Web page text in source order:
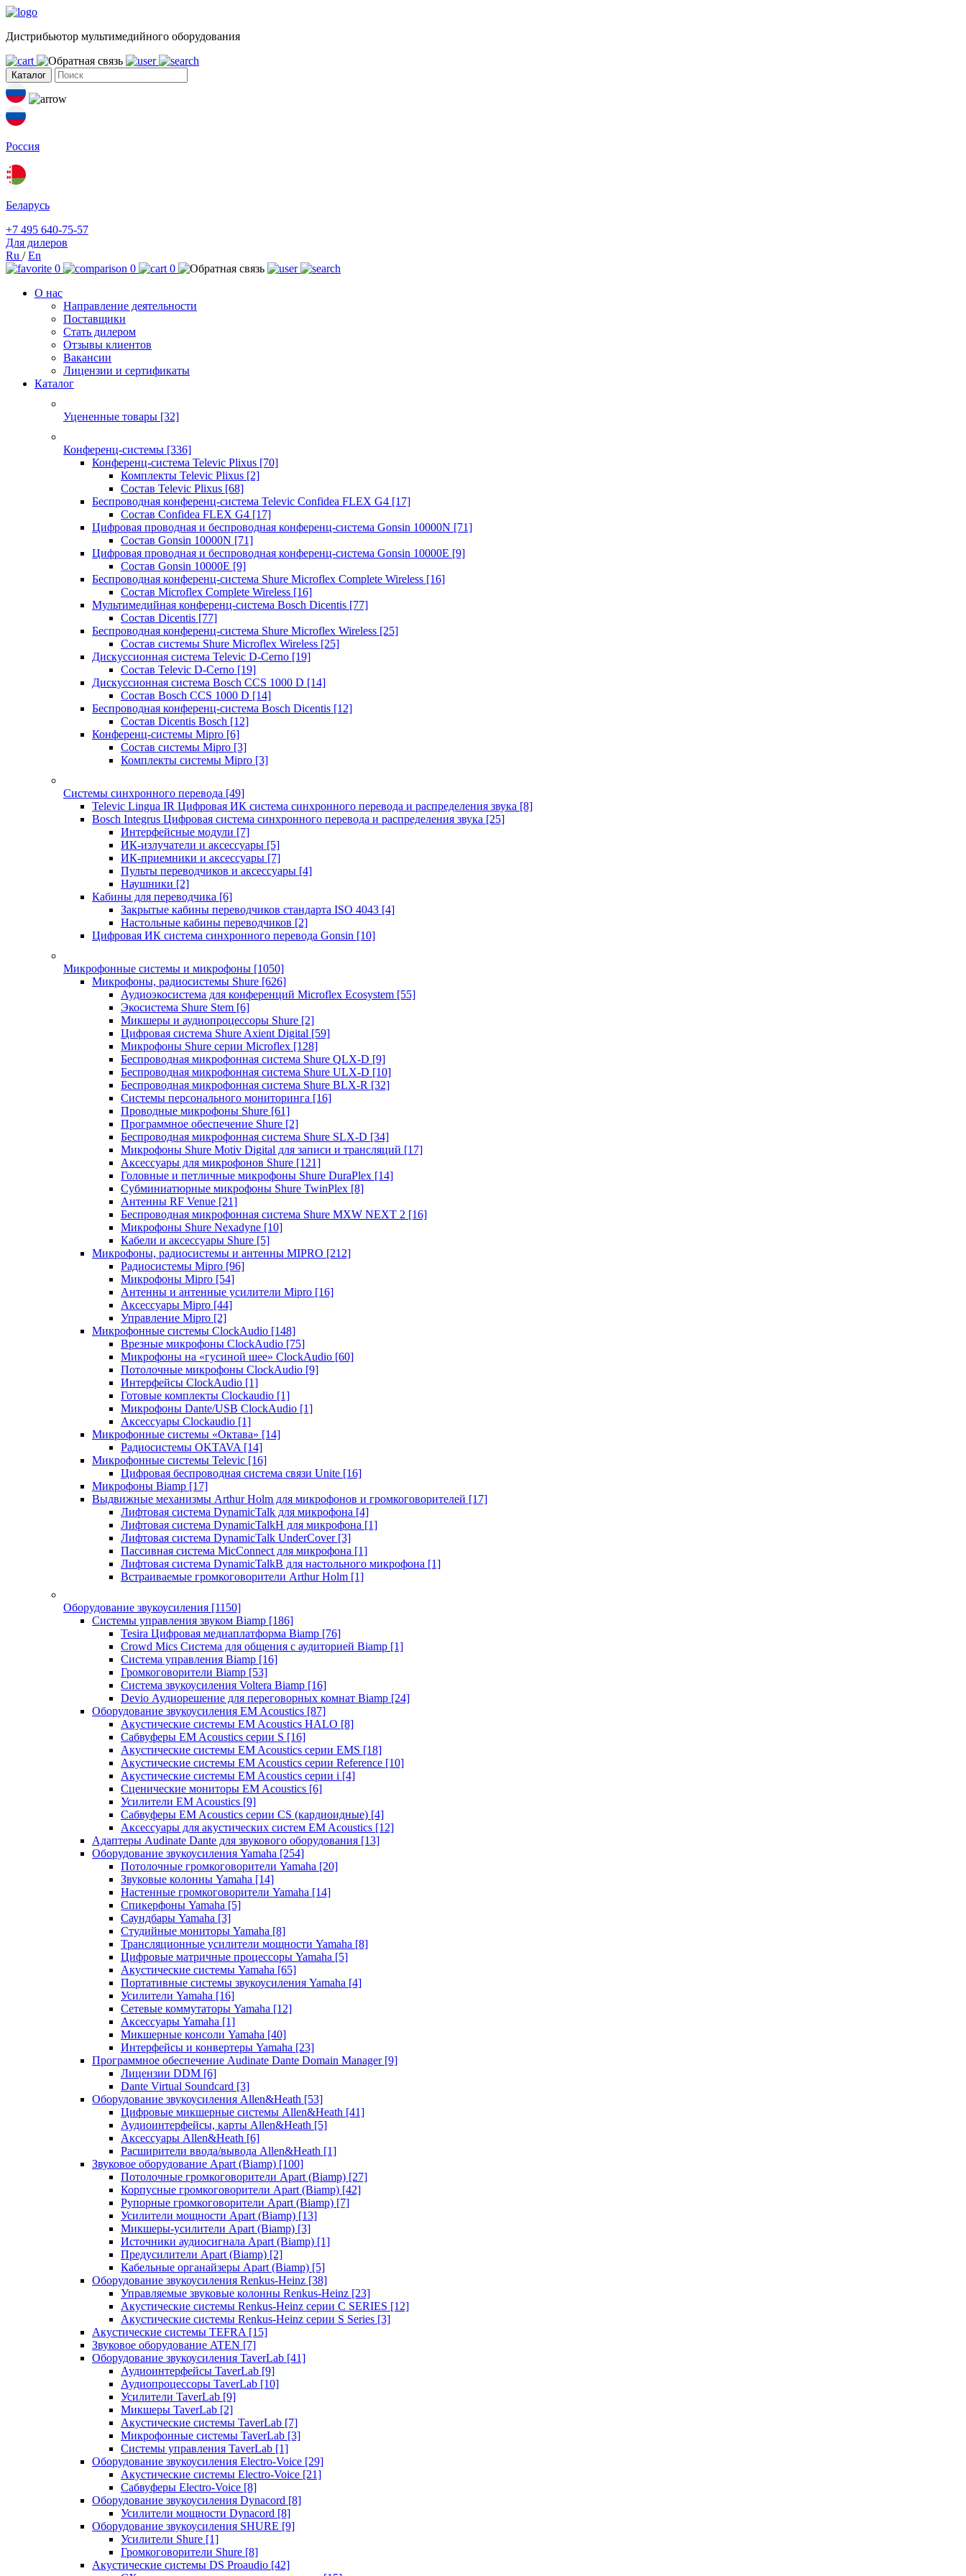
Дистрибьютор мультимедийного оборудования
Каталог
Россия
Беларусь
+7 495 640-75-57
Для дилеров
Ru /En
0
0
0
О нас
Направление деятельности
Поставщики
Стать дилером
Отзывы клиентов
Вакансии
Лицензии и сертификаты
Каталог
Уцененные товары [32]
Конференц-системы [336]
Конференц-система Televic Plixus [70]
Комплекты Televic Plixus [2]
Состав Televic Plixus [68]
Беспроводная конференц-система Televic Confidea FLEX G4 [17]
Состав Confidea FLEX G4 [17]
Цифровая проводная и беспроводная конференц-система Gonsin 10000N [71]
Состав Gonsin 10000N [71]
Цифровая проводная и беспроводная конференц-система Gonsin 10000E [9]
Состав Gonsin 10000E [9]
Беспроводная конференц-система Shure Microflex Complete Wireless [16]
Состав Microflex Complete Wireless [16]
Мультимедийная конференц-система Bosch Dicentis [77]
Состав Dicentis [77]
Беспроводная конференц-система Shure Microflex Wireless [25]
Состав системы Shure Microflex Wireless [25]
Дискуссионная система Televic D-Cerno [19]
Состав Televic D-Cerno [19]
Дискуссионная система Bosch CCS 1000 D [14]
Состав Bosch CCS 1000 D [14]
Беспроводная конференц-система Bosch Dicentis [12]
Состав Dicentis Bosch [12]
Конференц-системы Mipro [6]
Состав системы Mipro [3]
Комплекты системы Mipro [3]
Системы синхронного перевода [49]
Televic Lingua IR Цифровая ИК система синхронного перевода и распределения звука [8]
Bosch Integrus Цифровая система синхронного перевода и распределения звука [25]
Интерфейсные модули [7]
ИК-излучатели и аксессуары [5]
ИК-приемники и аксессуары [7]
Пульты переводчиков и аксессуары [4]
Наушники [2]
Кабины для переводчика [6]
Закрытые кабины переводчиков стандарта ISO 4043 [4]
Настольные кабины переводчиков [2]
Цифровая ИК система синхронного перевода Gonsin [10]
Микрофонные системы и микрофоны [1050]
Микрофоны, радиосистемы Shure [626]
Аудиоэкосистема для конференций Microflex Ecosystem [55]
Экосистема Shure Stem [6]
Микшеры и аудиопроцессоры Shure [2]
Цифровая система Shure Axient Digital [59]
Микрофоны Shure серии Microflex [128]
Беспроводная микрофонная система Shure QLX-D [9]
Беспроводная микрофонная система Shure ULX-D [10]
Беспроводная микрофонная система Shure BLX-R [32]
Системы персонального мониторинга [16]
Проводные микрофоны Shure [61]
Программное обеспечение Shure [2]
Беспроводная микрофонная система Shure SLX-D [34]
Микрофоны Shure Motiv Digital для записи и трансляций [17]
Аксессуары для микрофонов Shure [121]
Головные и петличные микрофоны Shure DuraPlex [14]
Субминиатюрные микрофоны Shure TwinPlex [8]
Антенны RF Venue [21]
Беспроводная микрофонная система Shure MXW NEXT 2 [16]
Микрофоны Shure Nexadyne [10]
Кабели и аксессуары Shure [5]
Микрофоны, радиосистемы и антенны MIPRO [212]
Радиосистемы Mipro [96]
Микрофоны Mipro [54]
Антенны и антенные усилители Mipro [16]
Аксессуары Mipro [44]
Управление Mipro [2]
Микрофонные системы ClockAudio [148]
Врезные микрофоны ClockAudio [75]
Микрофоны на «гусиной шее» ClockAudio [60]
Потолочные микрофоны ClockAudio [9]
Интерфейсы ClockAudio [1]
Готовые комплекты Clockaudio [1]
Микрофоны Dante/USB ClockAudio [1]
Аксессуары Clockaudio [1]
Микрофонные системы «Октава» [14]
Радиосистемы OKTAVA [14]
Микрофонные системы Televic [16]
Цифровая беспроводная система связи Unite [16]
Микрофоны Biamp [17]
Выдвижные механизмы Arthur Holm для микрофонов и громкоговорителей [17]
Лифтовая система DynamicTalk для микрофона [4]
Лифтовая система DynamicTalkH для микрофона [1]
Лифтовая система DynamicTalk UnderCover [3]
Пассивная система MicConnect для микрофона [1]
Лифтовая система DynamicTalkB для настольного микрофона [1]
Встраиваемые громкоговорители Arthur Holm [1]
Оборудование звукоусиления [1150]
Системы управления звуком Biamp [186]
Tesira Цифровая медиаплатформа Biamp [76]
Crowd Mics Система для общения с аудиторией Biamp [1]
Система управления Biamp [16]
Громкоговорители Biamp [53]
Система звукоусиления Voltera Biamp [16]
Devio Аудиорешение для переговорных комнат Biamp [24]
Оборудование звукоусиления EM Acoustics [87]
Акустические системы EM Acoustics HALO [8]
Сабвуферы EM Acoustics серии S [16]
Акустические системы EM Acoustics серии EMS [18]
Акустические системы EM Acoustics серии Reference [10]
Акустические системы EM Acoustics серии i [4]
Сценические мониторы EM Acoustics [6]
Усилители EM Acoustics [9]
Сабвуферы EM Acoustics серии CS (кардиоидные) [4]
Аксессуары для акустических систем EM Acoustics [12]
Адаптеры Audinate Dante для звукового оборудования [13]
Оборудование звукоусиления Yamaha [254]
Потолочные громкоговорители Yamaha [20]
Звуковые колонны Yamaha [14]
Настенные громкоговорители Yamaha [14]
Спикерфоны Yamaha [5]
Саундбары Yamaha [3]
Студийные мониторы Yamaha [8]
Трансляционные усилители мощности Yamaha [8]
Цифровые матричные процессоры Yamaha [5]
Акустические системы Yamaha [65]
Портативные системы звукоусиления Yamaha [4]
Усилители Yamaha [16]
Сетевые коммутаторы Yamaha [12]
Аксессуары Yamaha [1]
Микшерные консоли Yamaha [40]
Интерфейсы и конвертеры Yamaha [23]
Программное обеспечение Audinate Dante Domain Manager [9]
Лицензии DDM [6]
Dante Virtual Soundcard [3]
Оборудование звукоусиления Allen&Heath [53]
Цифровые микшерные системы Allen&Heath [41]
Аудиоинтерфейсы, карты Allen&Heath [5]
Аксессуары Allen&Heath [6]
Расширители ввода/вывода Allen&Heath [1]
Звуковое оборудование Apart (Biamp) [100]
Потолочные громкоговорители Apart (Biamp) [27]
Корпусные громкоговорители Apart (Biamp) [42]
Рупорные громкоговорители Apart (Biamp) [7]
Усилители мощности Apart (Biamp) [13]
Микшеры-усилители Apart (Biamp) [3]
Источники аудиосигнала Apart (Biamp) [1]
Предусилители Apart (Biamp) [2]
Кабельные органайзеры Apart (Biamp) [5]
Оборудование звукоусиления Renkus-Heinz [38]
Управляемые звуковые колонны Renkus-Heinz [23]
Акустические системы Renkus-Heinz серии C SERIES [12]
Акустические системы Renkus-Heinz серии S Series [3]
Акустические системы TEFRA [15]
Звуковое оборудование ATEN [7]
Оборудование звукоусиления TaverLab [41]
Аудиоинтерфейсы TaverLab [9]
Аудиопроцессоры TaverLab [10]
Усилители TaverLab [9]
Микшеры TaverLab [2]
Акустические системы TaverLab [7]
Микрофонные системы TaverLab [3]
Системы управления TaverLab [1]
Оборудование звукоусиления Electro-Voice [29]
Акустические системы Electro-Voice [21]
Сабвуферы Electro-Voice [8]
Оборудование звукоусиления Dynacord [8]
Усилители мощности Dynacord [8]
Оборудование звукоусиления SHURE [9]
Усилители Shure [1]
Громкоговорители Shure [8]
Акустические системы DS Proaudio [42]